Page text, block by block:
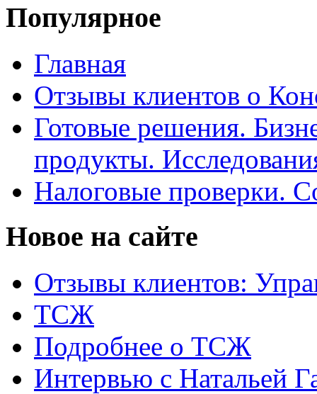
Популярное
Главная
Отзывы клиентов о
Готовые решения.
продукты.
Налоговые проверки.
Новое на сайте
Отзывы клиентов:
ТСЖ
Подробнее о ТСЖ
Интервью с Натальей